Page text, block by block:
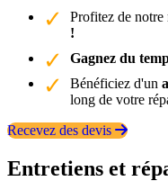
Profitez de notre
!
Gagnez du
Bénéficiez d'un
long de votre
Recevez des devis
Entretiens et